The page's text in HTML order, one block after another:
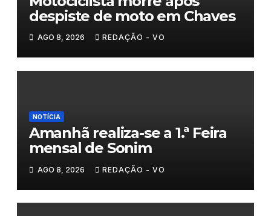
despiste de moto em Chaves
AGO 8, 2026 REDAÇÃO - VO
NOTÍCIA
Amanhã realiza-se a 1.ª Feira
mensal de Sonim
AGO 8, 2026 REDAÇÃO - VO